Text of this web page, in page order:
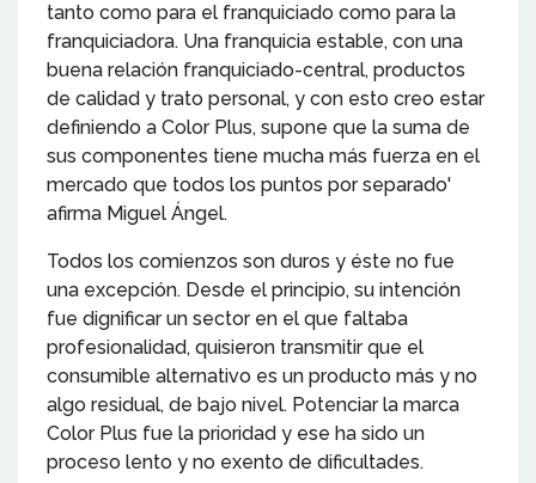
tanto como para el franquiciado como para la
franquiciadora. Una franquicia estable, con una
buena relación franquiciado-central, productos
de calidad y trato personal, y con esto creo estar
definiendo a Color Plus, supone que la suma de
sus componentes tiene mucha más fuerza en el
mercado que todos los puntos por separado'
afirma Miguel Ángel.
Todos los comienzos son duros y éste no fue
una excepción. Desde el principio, su intención
fue dignificar un sector en el que faltaba
profesionalidad, quisieron transmitir que el
consumible alternativo es un producto más y no
algo residual, de bajo nivel. Potenciar la marca
Color Plus fue la prioridad y ese ha sido un
proceso lento y no exento de dificultades.